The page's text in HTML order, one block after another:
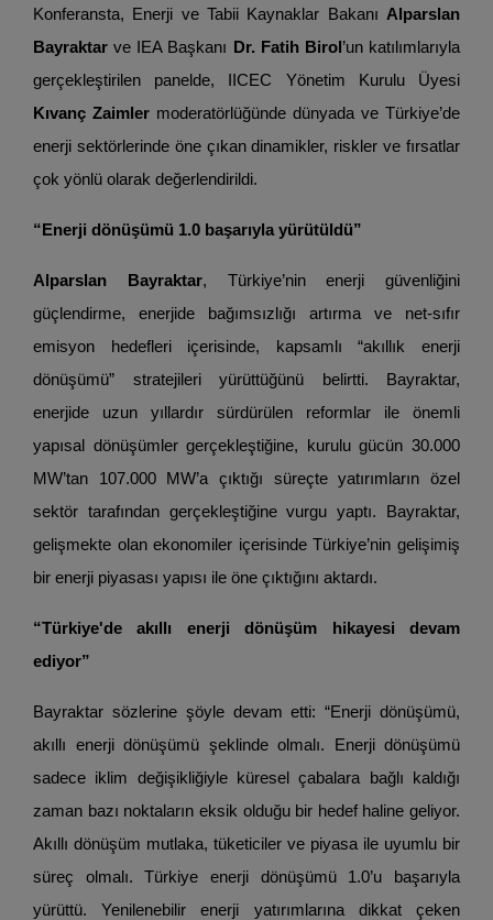
Konferansta, Enerji ve Tabii Kaynaklar Bakanı Alparslan
Bayraktar ve IEA Başkanı Dr. Fatih Birol ’un katılımlarıyla
gerçekleştirilen panelde, IICEC Yönetim Kurulu Üyesi
Kıvanç Zaimler moderatörlüğünde dünyada ve Türkiye’de
enerji sektörlerinde öne çıkan dinamikler, riskler ve fırsatlar
çok yönlü olarak değerlendirildi.
“Enerji dönüşümü 1.0 başarıyla yürütüldü”
Alparslan Bayraktar, Türkiye’nin enerji güvenliğini
güçlendirme, enerjide bağımsızlığı artırma ve net-sıfır
emisyon hedefleri içerisinde, kapsamlı “akıllık enerji
dönüşümü” stratejileri yürüttüğünü belirtti. Bayraktar,
enerjide uzun yıllardır sürdürülen reformlar ile önemli
yapısal dönüşümler gerçekleştiğine, kurulu gücün 30.000
MW’tan 107.000 MW’a çıktığı süreçte yatırımların özel
sektör tarafından gerçekleştiğine vurgu yaptı. Bayraktar,
gelişmekte olan ekonomiler içerisinde Türkiye’nin gelişimiş
bir enerji piyasası yapısı ile öne çıktığını aktardı.
“Türkiye'de akıllı enerji dönüşüm hikayesi devam
ediyor”
Bayraktar sözlerine şöyle devam etti: “Enerji dönüşümü,
akıllı enerji dönüşümü şeklinde olmalı. Enerji dönüşümü
sadece iklim değişikliğiyle küresel çabalara bağlı kaldığı
zaman bazı noktaların eksik olduğu bir hedef haline geliyor.
Akıllı dönüşüm mutlaka, tüketiciler ve piyasa ile uyumlu bir
süreç olmalı. Türkiye enerji dönüşümü 1.0’u başarıyla
yürüttü. Yenilenebilir enerji yatırımlarına dikkat çeken